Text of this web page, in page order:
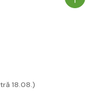
18.08.)